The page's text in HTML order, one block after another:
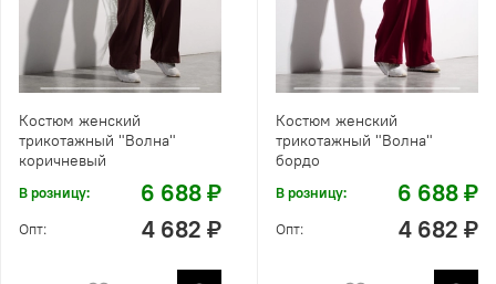
Костюм женский
трикотажный "Волна"
коричневый
В розницу: 6 688 ₽
Опт: 4 682 ₽
Костюм женский
трикотажный "Волна"
бордо
В розницу: 6 688 ₽
Опт: 4 682 ₽